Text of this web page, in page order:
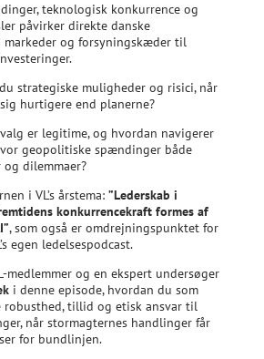
teknologisk konkurrence og
påvirker direkte danske
markeder og forsyningskæder til
strategiske muligheder og risici, når
hurtigere end planerne?
er legitime, og hvordan navigerer
geopolitiske spændinger både
dilemmaer?
i VL’s årstema: ”Lederskab i
konkurrencekraft formes af
, som også er omdrejningspunktet for
egen ledelsespodcast.
medlemmer og en ekspert undersøger
i denne episode, hvordan du som
robusthed, tillid og etisk ansvar til
når stormagternes handlinger får
for bundlinjen.